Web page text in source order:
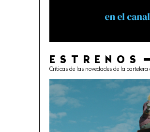
ESTRENOS
Críticas de las novedades de la cartelera